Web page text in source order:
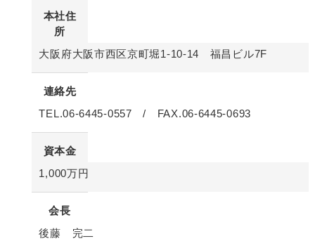
本社住
所
大阪府大阪市西区京町堀1-10-14 福昌ビル7F
連絡先
TEL.06-6445-0557 / FAX.06-6445-0693
資本金
1,000万円
会長
後藤 完二